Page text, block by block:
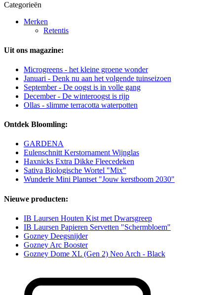
Categorieën
Merken
Retentis
Uit ons magazine:
Microgreens - het kleine groene wonder
Januari - Denk nu aan het volgende tuinseizoen
September - De oogst is in volle gang
December - De winteroogst is rijp
Ollas - slimme terracotta waterpotten
Ontdek Bloomling:
GARDENA
Eulenschnitt Kerstornament Wijnglas
Haxnicks Extra Dikke Fleecedeken
Sativa Biologische Wortel "Mix"
Wunderle Mini Plantset "Jouw kerstboom 2030"
Nieuwe producten:
IB Laursen Houten Kist met Dwarsgreep
IB Laursen Papieren Servetten "Schermbloem"
Gozney Deegsnijder
Gozney Arc Booster
Gozney Dome XL (Gen 2) Neo Arch - Black